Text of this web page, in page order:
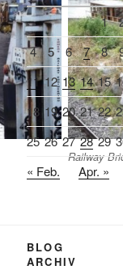
Railway
1
4
5 6 7 8
11 12 13 14 15
18 19 20 21 22
25 26 27 28 29
« Feb.
Apr. »
BLOG
ARCHIV